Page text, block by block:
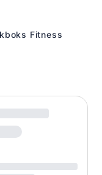
Fitness